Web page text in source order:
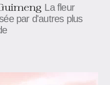
La fleur
par d'autres plus